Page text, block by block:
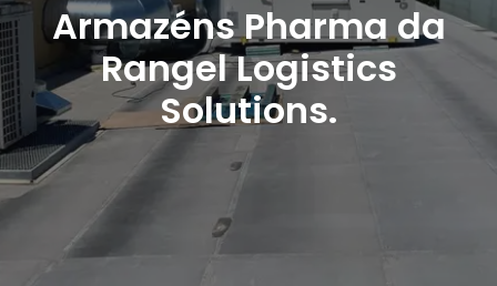
Armazéns Pharma da
Rangel Logistics
Solutions.